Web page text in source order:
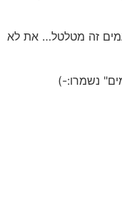
זה מטלטל… את לא
נשמרו:-)